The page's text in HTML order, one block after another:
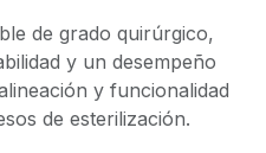
de grado quirúrgico,
y un desempeño
y funcionalidad
de esterilización.